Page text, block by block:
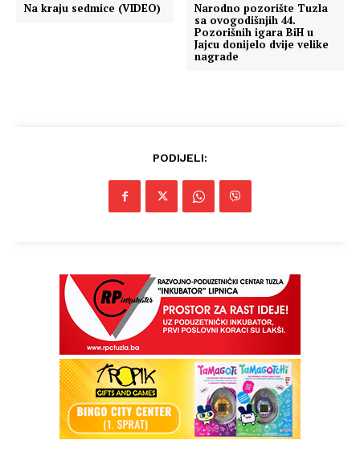
Na kraju sedmice (VIDEO)
Narodno pozorište Tuzla
sa ovogodišnjih 44.
Pozorišnih igara BiH u
Jajcu donijelo dvije velike
nagrade
PODIJELI: